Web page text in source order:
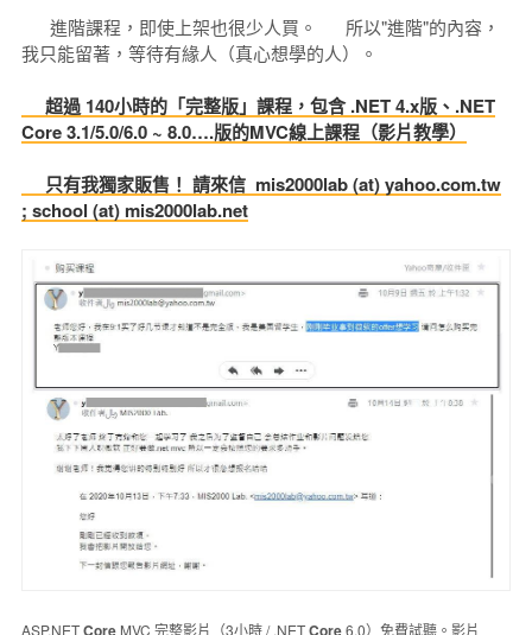
進階課程，即使上架也很少人買。 所以"進階"的內容，
我只能留著，等待有緣人（真心想學的人）。
超過 140小時的「完整版」課程，包含 .NET 4.x版、.NET
Core 3.1/5.0/6.0 ~ 8.0….版的MVC線上課程（影片教學）
只有我獨家販售！ 請來信 mis2000lab (at) yahoo.com.tw
; school (at) mis2000lab.net
ASP.NETCoreMVC 完整影片（3小時 / .NETCore6.0）免費試聽。影片